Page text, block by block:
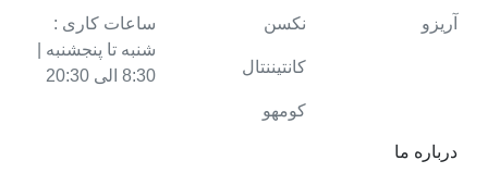
درباره ما
آریزو نکسن
کانتیننتال
کومهو
ساعات کاری :
شنبه تا پنجشنبه |
8:30 الی 20:30